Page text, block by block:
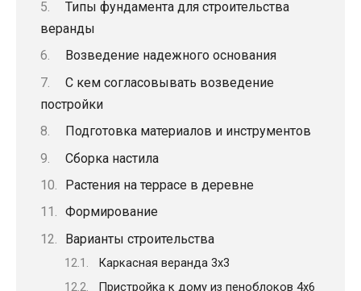
Типы фундамента для строительства
веранды
Возведение надежного основания
С кем согласовывать возведение
постройки
Подготовка материалов и инструментов
Сборка настила
Растения на террасе в деревне
Формирование
Варианты строительства
Каркасная веранда 3х3
Пристройка к дому из пеноблоков 4х6